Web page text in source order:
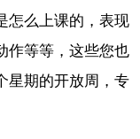
怎么上课的，表现
作等等，这些您也
星期的开放周，专